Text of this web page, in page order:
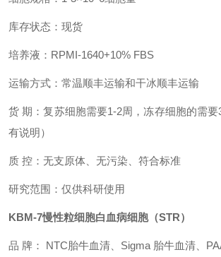
库存状态：现货
培养液： RPMI-1640+10% FBS
运输方式：常温顺丰运输和干冰顺丰运输
货 期：复苏细胞需要1-2周，冻存细胞的需
有说明）
质 控：无支原体、无污染、符合标准
研究范围：仅供科研使用
KBM-7慢性粒细胞白血病细胞（​STR）
品 牌： NTC胎牛血清 、Sigma 胎牛血清、